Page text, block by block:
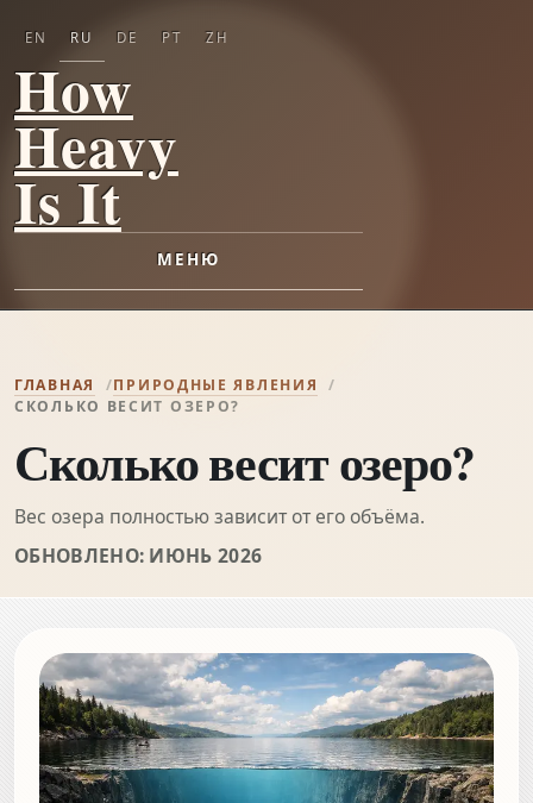
How
Heavy
Is It
МЕНЮ
EN RU DE PT ZH
ГЛАВНАЯ
ПРИРОДНЫЕ ЯВЛЕНИЯ
СКОЛЬКО ВЕСИТ ОЗЕРО?
Сколько весит озеро?
Вес озера полностью зависит от его объёма.
ОБНОВЛЕНО: ИЮНЬ 2026